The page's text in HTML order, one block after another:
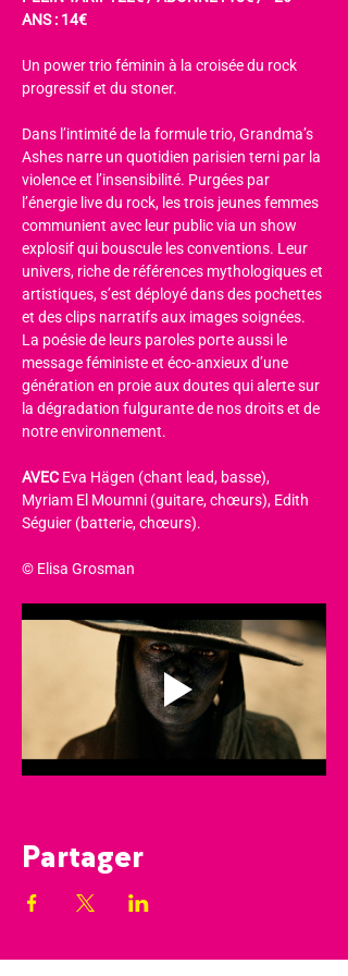
ANS : 14€
Un power trio féminin à la croisée du rock
progressif et du stoner.
Dans l’intimité de la formule trio, Grandma’s
Ashes narre un quotidien parisien terni par la
violence et l’insensibilité. Purgées par
l’énergie live du rock, les trois jeunes femmes
communient avec leur public via un show
explosif qui bouscule les conventions. Leur
univers, riche de références mythologiques et
artistiques, s’est déployé dans des pochettes
et des clips narratifs aux images soignées.
La poésie de leurs paroles porte aussi le
message féministe et éco-anxieux d’une
génération en proie aux doutes qui alerte sur
la dégradation fulgurante de nos droits et de
notre environnement.
AVEC Eva Hägen (chant lead, basse),
Myriam El Moumni (guitare, chœurs), Edith
Séguier (batterie, chœurs).
© Elisa Grosman
Partager